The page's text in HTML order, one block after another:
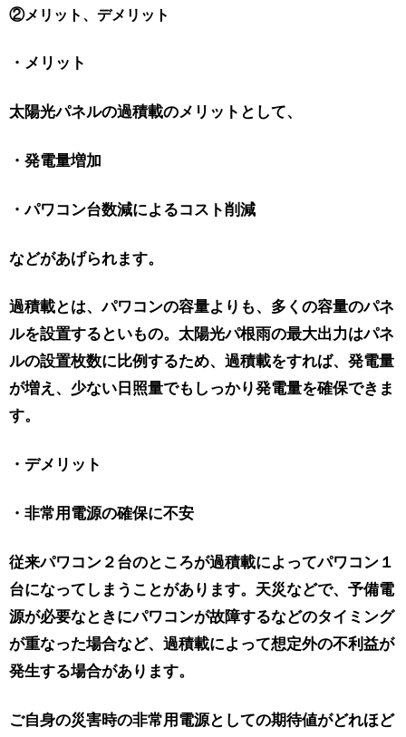
②メリット、デメリット
・メリット
太陽光パネルの過積載のメリットとして、
・発電量増加
・パワコン台数減によるコスト削減
などがあげられます。
過積載とは、パワコンの容量よりも、多くの容量のパネ
ルを設置するといもの。太陽光パ根雨の最大出力はパネ
ルの設置枚数に比例するため、過積載をすれば、発電量
が増え、少ない日照量でもしっかり発電量を確保できま
す。
・デメリット
・非常用電源の確保に不安
従来パワコン２台のところが過積載によってパワコン１
台になってしまうことがあります。天災などで、予備電
源が必要なときにパワコンが故障するなどのタイミング
が重なった場合など、過積載によって想定外の不利益が
発生する場合があります。
ご自身の災害時の非常用電源としての期待値がどれほど